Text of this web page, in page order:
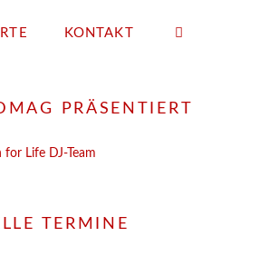
KONTAKT
PRÄSENTIERT
TERMINE